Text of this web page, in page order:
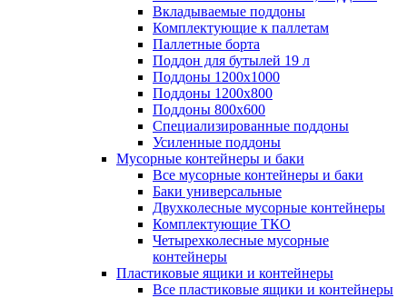
Вкладываемые поддоны
Комплектующие к паллетам
Паллетные борта
Поддон для бутылей 19 л
Поддоны 1200х1000
Поддоны 1200х800
Поддоны 800х600
Специализированные поддоны
Усиленные поддоны
Мусорные контейнеры и баки
Все мусорные контейнеры и баки
Баки универсальные
Двухколесные мусорные контейнеры
Комплектующие ТКО
Четырехколесные мусорные
контейнеры
Пластиковые ящики и контейнеры
Все пластиковые ящики и контейнеры